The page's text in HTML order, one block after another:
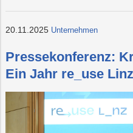
20.11.2025 Unternehmen
Pressekonferenz:
Ein Jahr re_use Linz